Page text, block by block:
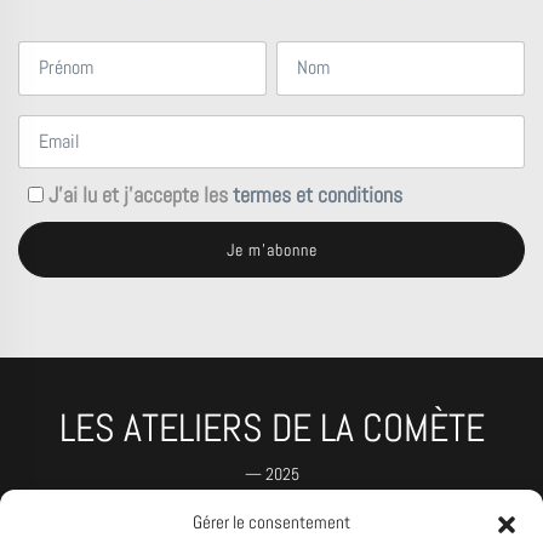
Gérer le consentement
J'ai lu et j'accepte lestermes et conditions
LES ATELIERS DE LA COMÈTE
— 2025